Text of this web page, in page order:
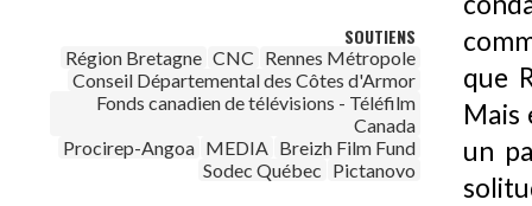
SOUTIENS
Région Bretagne CNC Rennes Métropole
Conseil Départemental des Côtes d'Armor
Fonds canadien de télévisions - Téléfilm
Canada
Procirep-Angoa MEDIA Breizh Film Fund
Sodec Québec Pictanovo
que
Mais
un